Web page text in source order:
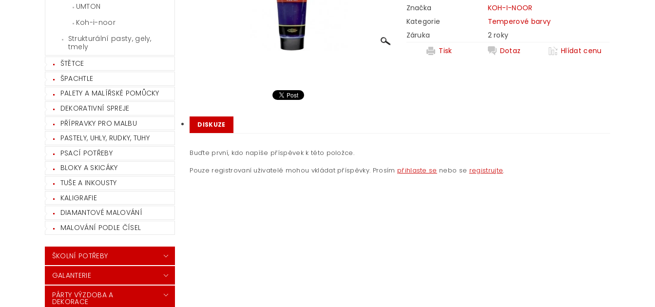
UMTON
Koh-i-noor
Strukturální pasty, gely,
tmely
ŠTĚTCE
ŠPACHTLE
PALETY A MALÍŘSKÉ POMŮCKY
DEKORATIVNÍ SPREJE
PŘÍPRAVKY PRO MALBU
PASTELY, UHLY, RUDKY, TUHY
PSACÍ POTŘEBY
BLOKY A SKICÁKY
TUŠE A INKOUSTY
KALIGRAFIE
DIAMANTOVÉ MALOVÁNÍ
MALOVÁNÍ PODLE ČÍSEL
ŠKOLNÍ POTŘEBY
GALANTERIE
PÁRTY VÝZDOBA A
DEKORACE
Značka
KOH-I-NOOR
Kategorie
Temperové barvy
Záruka
2 roky
Tisk
Dotaz Hlídat cenu
DISKUZE
Buďte první, kdo napíše příspěvek k této položce.
Pouze registrovaní uživatelé mohou vkládat příspěvky. Prosím přihlaste se nebo se registrujte.